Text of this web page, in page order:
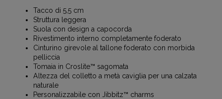
Tacco di 5,5 cm
Struttura leggera
Suola con design a capocorda
Rivestimento interno completamente foderato
Cinturino girevole al tallone foderato con morbida
pelliccia
Tomaia in Croslite™ sagomata
Altezza del colletto a metà caviglia per una calzata
naturale
Personalizzabile con Jibbitz™ charms